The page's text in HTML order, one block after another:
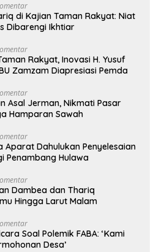
di Kajian Taman Rakyat: Niat
Dibarengi Ikhtiar
Rakyat, Inovasi H. Yusuf
Zamzam Diapresiasi Pemda
Asal Jerman, Nikmati Pasar
Hamparan Sawah
Aparat Dahulukan Penyelesaian
Penambang Hulawa
Dambea dan Thariq
Hingga Larut Malam
Soal Polemik FABA: ‘Kami
Desa’